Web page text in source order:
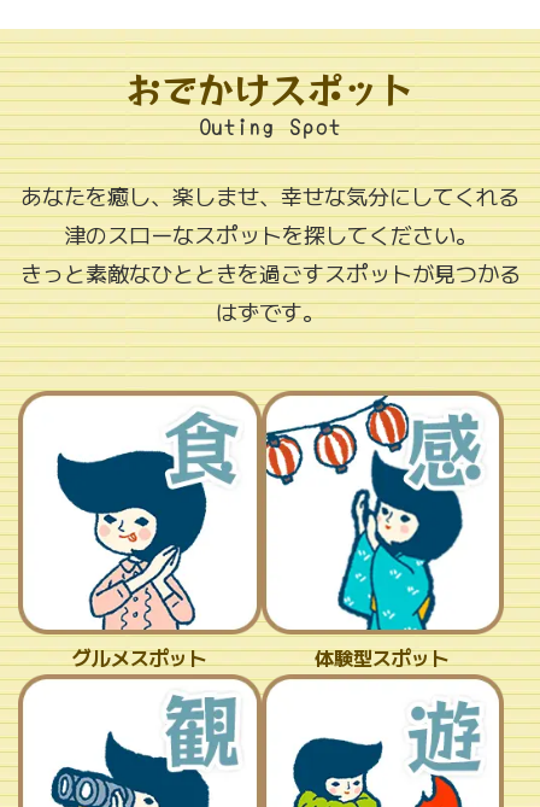
おでかけスポット
Outing Spot
あなたを癒し、楽しませ、幸せな気分にしてくれる
津のスローなスポットを探してください。
きっと素敵なひとときを過ごすスポットが見つかる
はずです。
グルメスポット 体験型スポット